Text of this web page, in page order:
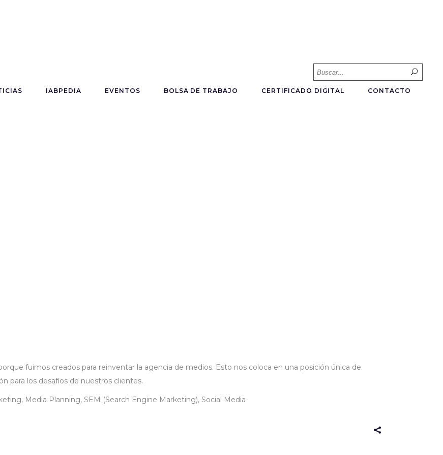
for:
IABPEDIA EVENTOS BOLSA DE TRABAJO CERTIFICADO DIGITAL CONTACTO
fuimos creados para reinventar la agencia de medios. Esto nos coloca en una posición única de
para los desafíos de nuestros clientes.
Media Planning, SEM (Search Engine Marketing), Social Media